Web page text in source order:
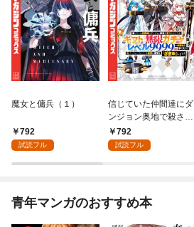
魔女と傭兵（１）
792
試読フル
信じていた仲間達にダ
ンジョン奥地で殺され
かけたがギフト『無限
ガチャ』でレベル９９
『ざまぁ！』します！
（１）
792
試読フル
青年マンガのおすすめ本